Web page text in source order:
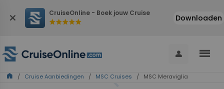
close CruiseOnline - Boek jouw Cruise
starstarstarstarstar Downloaden
person menu
home / Cruise Aanbiedingen / MSC Cruises / MSC Meraviglia